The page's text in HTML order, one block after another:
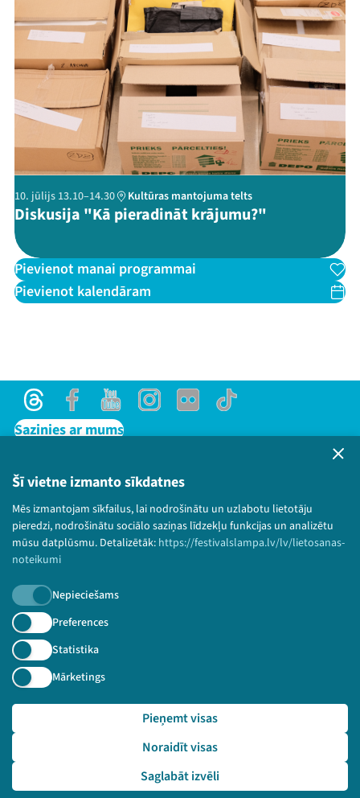
Šī vietne izmanto sīkdatnes
Mēs izmantojam sīkfailus, lai nodrošinātu un uzlabotu lietotāju
pieredzi, nodrošinātu sociālo saziņas līdzekļu funkcijas un analizētu
mūsu datplūsmu. Detalizētāk: https://festivalslampa.lv/lv/lietosanas-
noteikumi
Nepieciešams
Preferences
Statistika
Mārketings
Saglabāt izvēli
Noraidīt visas
Pieņemt visas
ThreadsFacebookYoutube
X Instagram
Flick TikTok
10. jūlijs 13.10–14.30 Kultūras mantojuma telts
Diskusija "Kā pieradināt krājumu?"
Pievienot manai programmai
Pievienot kalendāram
ThreadsFacebookYoutubeInstagram
Flick TikTok
Sazinies ar mums
Lietošanas noteikumi un sīkdatņu politika
Bērnu aizsardzības politika
© 2026 Sarunu festivāls LAMPA Visas tiesības
paturētas.
Piesakies jaunumiem!
Nepalaid garām aktuālāko informāciju!
Pieteikties
🔗 https://festivalslampa.lv/lv/pasakums/3394